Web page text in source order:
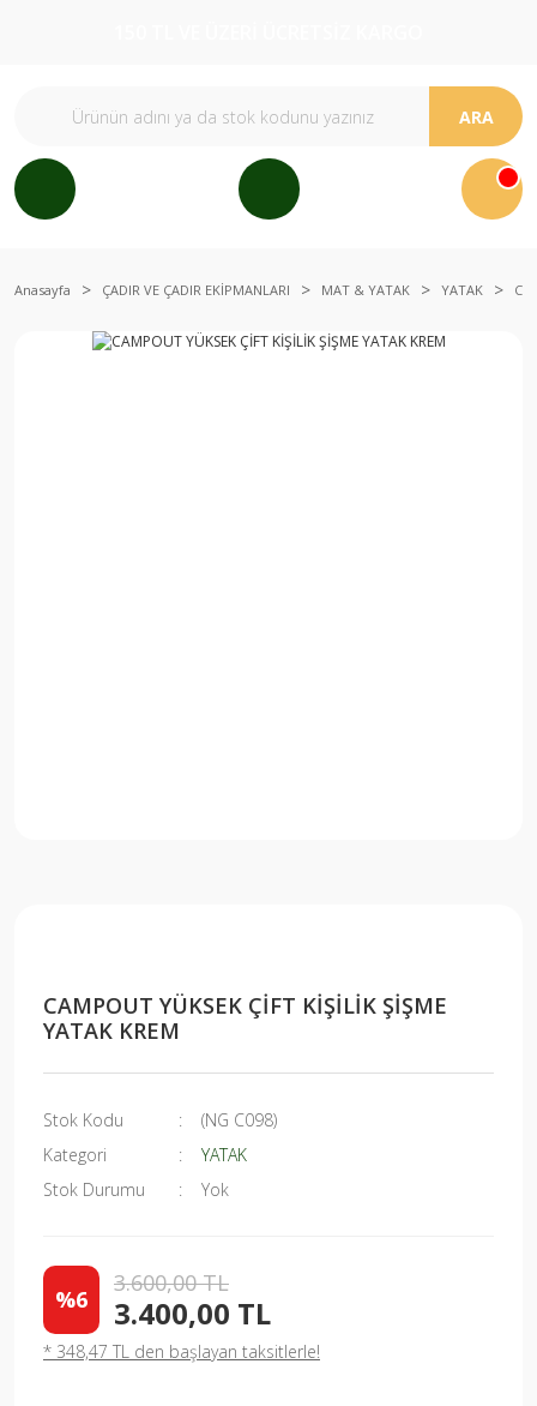
ARA
Anasayfa ÇADIR VE ÇADIR EKİPMANLARI MAT & YATAK YATAK
CAMPOUT YÜKSEK ÇİFT KİŞİLİK ŞİŞME
YATAK KREM
Stok Kodu
(NG C098)
Kategori
YATAK
Stok Durumu
Yok
%6
3.600,00 TL
3.400,00 TL
* 348,47 TL den başlayan taksitlerle!